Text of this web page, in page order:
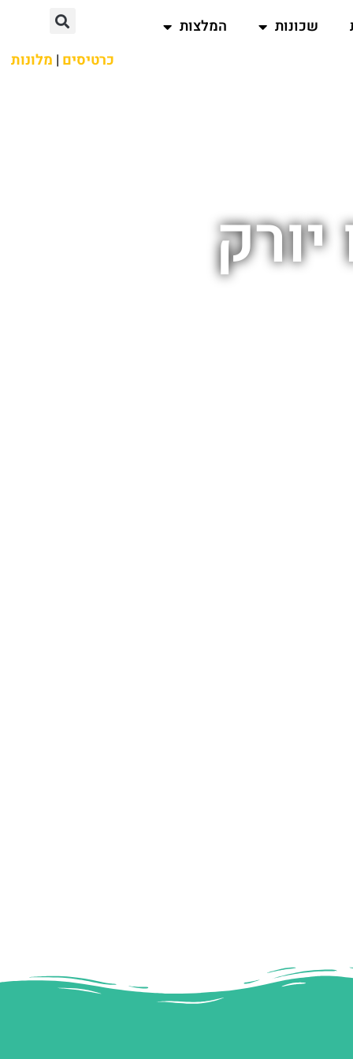
שכונות
המלצות
כרטיסים | מלונות
יורק